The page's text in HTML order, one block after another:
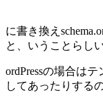
に書き換え
と、いうことらし
ordPressの場合は
してあったりする